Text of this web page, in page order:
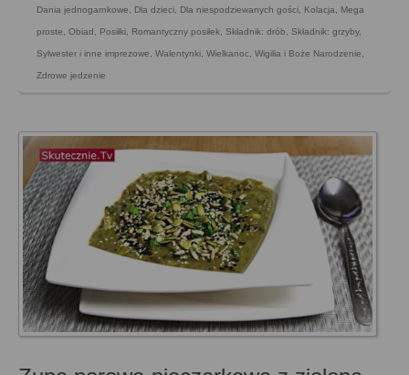
Dania jednogarnkowe Dla dzieci Dla niespodziewanych gości Kolacja Mega
proste Obiad Posiłki Romantyczny posiłek Składnik: drób Składnik: grzyby,
Sylwester i inne imprezowe Walentynki Wielkanoc Wigilia i Boże Narodzenie
Zdrowe jedzenie